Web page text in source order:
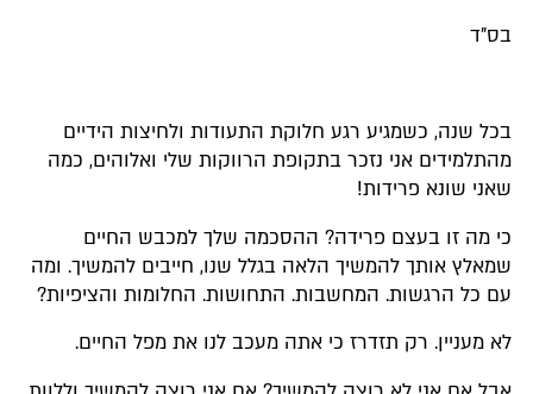
בס"ד
בכל שנה, כשמגיע רגע חלוקת התעודות ולחיצות הידיים
מהתלמידים אני נזכר בתקופת הרווקות שלי ואלוהים, כמה
שאני שונא פרידות!
כי מה זו בעצם פרידה? ההסכמה שלך למכבש החיים
שמאלץ אותך להמשיך הלאה בגלל שנו, חייבים להמשיך. ומה
עם כל הרגשות. המחשבות. התחושות. החלומות והציפיות?
לא מעניין. רק תזדרז כי אתה מעכב לנו את מפל החיים.